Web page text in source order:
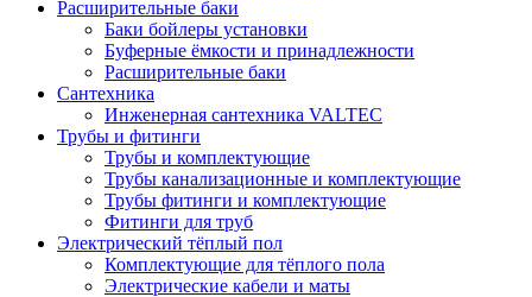
Расширительные баки
Баки бойлеры установки
Буферные ёмкости и принадлежности
Расширительные баки
Сантехника
Инженерная сантехника VALTEC
Трубы и фитинги
Трубы и комплектующие
Трубы канализационные и комплектующие
Трубы фитинги и комплектующие
Фитинги для труб
Электрический тёплый пол
Комплектующие для тёплого пола
Электрические кабели и маты